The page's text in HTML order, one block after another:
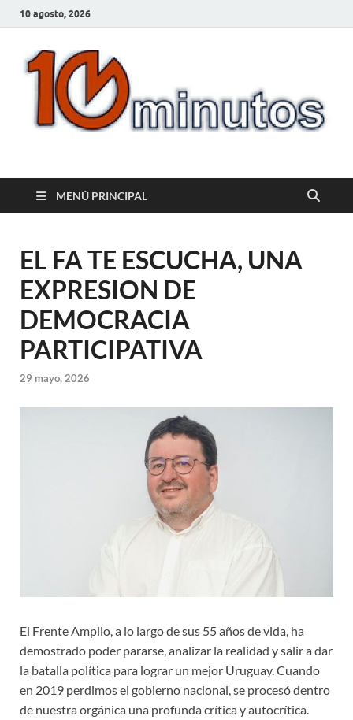
10 agosto, 2026
10minutos.com.uy
MENÚ PRINCIPAL
EL FA TE ESCUCHA, UNA
EXPRESION DE
DEMOCRACIA
PARTICIPATIVA
29 mayo, 2026
El Frente Amplio, a lo largo de sus 55 años de vida, ha
demostrado poder pararse, analizar la realidad y salir a dar
la batalla política para lograr un mejor Uruguay. Cuando
en 2019 perdimos el gobierno nacional, se procesó dentro
de nuestra orgánica una profunda crítica y autocrítica.